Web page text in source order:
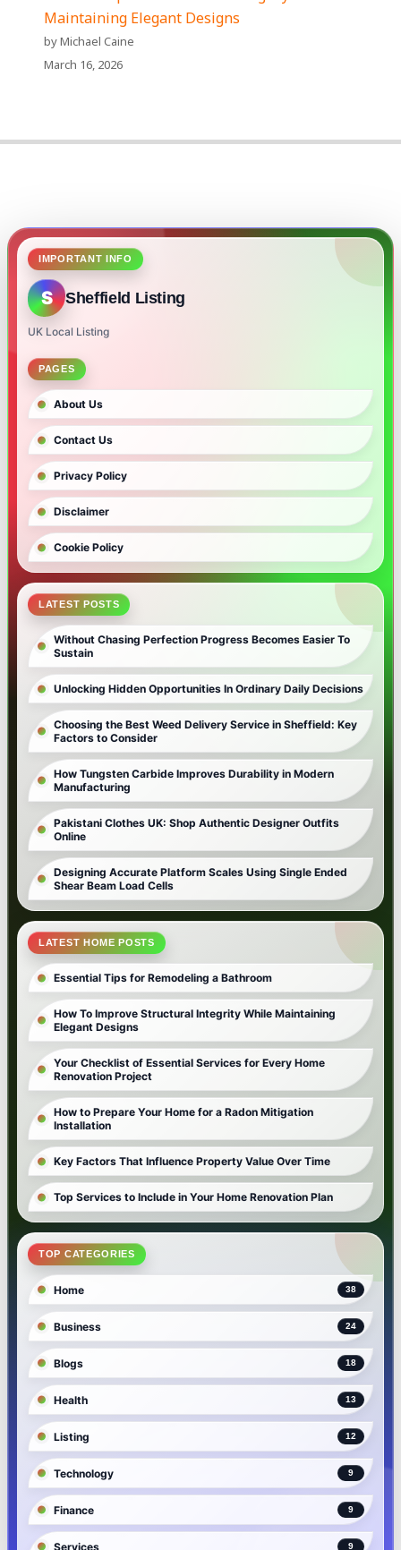
Maintaining Elegant Designs
by Michael Caine
March 16, 2026
IMPORTANT INFO
S Sheffield Listing
UK Local Listing
PAGES
About Us
Contact Us
Privacy Policy
Disclaimer
Cookie Policy
LATEST POSTS
Without Chasing Perfection Progress Becomes Easier To
Sustain
Unlocking Hidden Opportunities In Ordinary Daily Decisions
Choosing the Best Weed Delivery Service in Sheffield: Key
Factors to Consider
How Tungsten Carbide Improves Durability in Modern
Manufacturing
Pakistani Clothes UK: Shop Authentic Designer Outfits
Online
Designing Accurate Platform Scales Using Single Ended
Shear Beam Load Cells
LATEST HOME POSTS
Essential Tips for Remodeling a Bathroom
How To Improve Structural Integrity While Maintaining
Elegant Designs
Your Checklist of Essential Services for Every Home
Renovation Project
How to Prepare Your Home for a Radon Mitigation
Installation
Key Factors That Influence Property Value Over Time
Top Services to Include in Your Home Renovation Plan
TOP CATEGORIES
Home 38
Business 24
Blogs 18
Health 13
Listing 12
Technology 9
Finance 9
Services 9